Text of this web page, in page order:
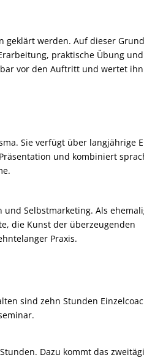
geklärt werden. Auf dieser
praktische Übung und
vor den Auftritt und wertet
Sie verfügt über langjährige
und kombiniert
Selbstmarketing. Als
die Kunst der überzeugenden
Praxis.
sind zehn Stunden
Dazu kommt das